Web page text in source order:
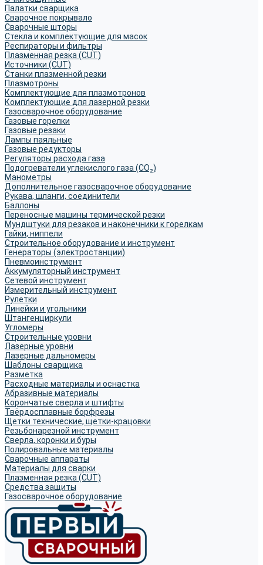
Палатки сварщика
Сварочное покрывало
Сварочные шторы
Стекла и комплектующие для масок
Респираторы и фильтры
Плазменная резка (CUT)
Источники (CUT)
Станки плазменной резки
Плазмотроны
Комплектующие для плазмотронов
Комплектующие для лазерной резки
Газосварочное оборудование
Газовые горелки
Газовые резаки
Лампы паяльные
Газовые редукторы
Регуляторы расхода газа
Подогреватели углекислого газа (CO₂)
Манометры
Дополнительное газосварочное оборудование
Рукава, шланги, соединители
Баллоны
Переносные машины термической резки
Мундштуки для резаков и наконечники к горелкам
Гайки, ниппели
Строительное оборудование и инструмент
Генераторы (электростанции)
Пневмоинструмент
Аккумуляторный инструмент
Сетевой инструмент
Измерительный инструмент
Рулетки
Линейки и угольники
Штангенциркули
Угломеры
Строительные уровни
Лазерные уровни
Лазерные дальномеры
Шаблоны сварщика
Разметка
Расходные материалы и оснастка
Абразивные материалы
Корончатые сверла и штифты
Твёрдосплавные борфрезы
Щетки технические, щетки-крацовки
Резьбонарезной инструмент
Сверла, коронки и буры
Полировальные материалы
Сварочные аппараты
Материалы для сварки
Плазменная резка (CUT)
Средства защиты
Газосварочное оборудование